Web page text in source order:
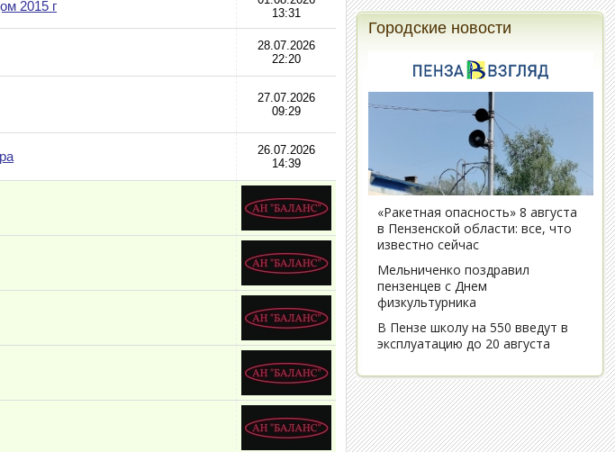
2015 г
13:31
28.07.2026
22:20
27.07.2026
09:29
26.07.2026
14:39
Городские новости